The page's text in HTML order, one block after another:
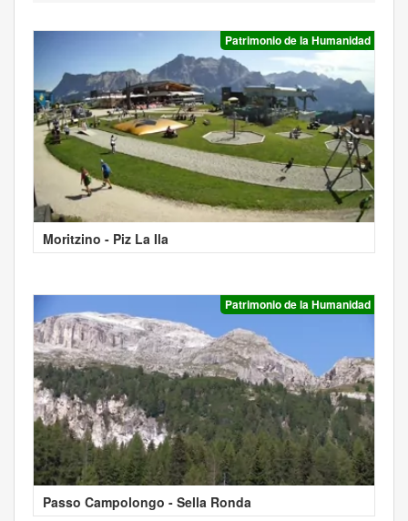
Patrimonio de la Humanidad
Moritzino - Piz La Ila
Patrimonio de la Humanidad
Passo Campolongo - Sella Ronda